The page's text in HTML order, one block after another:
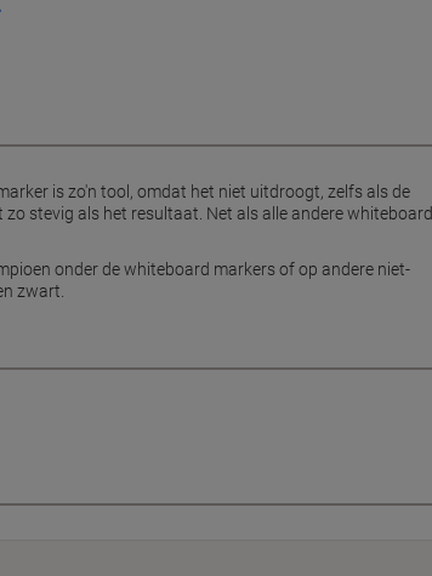
is zo'n tool, omdat het niet uitdroogt, zelfs als de
stevig als het resultaat. Net als alle andere whiteboard
onder de whiteboard markers of op andere niet-
zwart.